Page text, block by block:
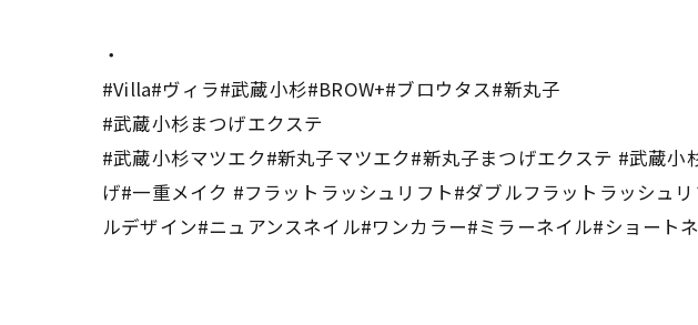
・
#Villa#ヴィラ#武蔵小杉#BROW+#ブロウタス#新丸子
#武蔵小杉まつげエクステ
#武蔵小杉マツエク#新丸子マツエク#新丸子まつげエクステ #武蔵
げ#一重メイク #フラットラッシュリフト#ダブルフラットラッシュ
ルデザイン#ニュアンスネイル#ワンカラー#ミラーネイル#ショー